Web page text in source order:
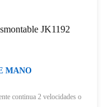
JK1192
MANO